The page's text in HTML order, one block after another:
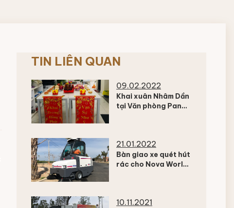
TIN LIÊN QUAN
09.02.2022
Khai xuân Nhâm Dần
tại Văn phòng Pan
21.01.2022
Bàn giao xe quét hút
rác cho Nova World
10.11.2021